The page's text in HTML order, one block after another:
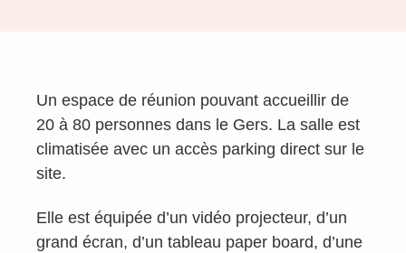
Un espace de réunion pouvant accueillir de
20 à 80 personnes dans le Gers. La salle est
climatisée avec un accès parking direct sur le
site.
Elle est équipée d’un vidéo projecteur, d’un
grand écran, d’un tableau paper board, d’une